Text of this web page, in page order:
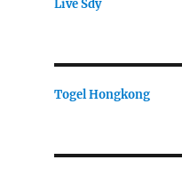
Live Sdy
Togel Hongkong